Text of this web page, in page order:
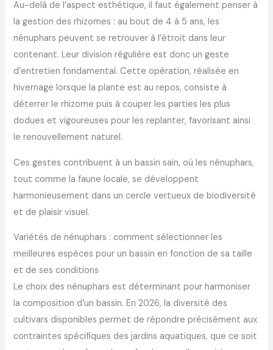
Au-delà de l’aspect esthétique, il faut également penser à
la gestion des rhizomes : au bout de 4 à 5 ans, les
nénuphars peuvent se retrouver à l’étroit dans leur
contenant. Leur division régulière est donc un geste
d’entretien fondamental. Cette opération, réalisée en
hivernage lorsque la plante est au repos, consiste à
déterrer le rhizome puis à couper les parties les plus
dodues et vigoureuses pour les replanter, favorisant ainsi
le renouvellement naturel.
Ces gestes contribuent à un bassin sain, où les nénuphars,
tout comme la faune locale, se développent
harmonieusement dans un cercle vertueux de biodiversité
et de plaisir visuel.
Variétés de nénuphars : comment sélectionner les
meilleures espèces pour un bassin en fonction de sa taille
et de ses conditions
Le choix des nénuphars est déterminant pour harmoniser
la composition d’un bassin. En 2026, la diversité des
cultivars disponibles permet de répondre précisément aux
contraintes spécifiques des jardins aquatiques, que ce soit